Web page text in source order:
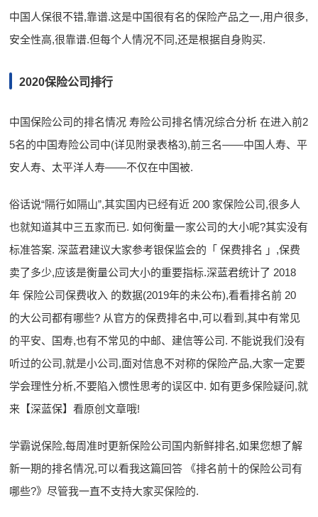
中国人保很不错,靠谱.这是中国很有名的保险产品之一,用户很多,
安全性高,很靠谱.但每个人情况不同,还是根据自身购买.
2020保险公司排行
中国保险公司的排名情况 寿险公司排名情况综合分析 在进入前2
5名的中国寿险公司中(详见附录表格3),前三名——中国人寿、平
安人寿、太平洋人寿——不仅在中国被.
俗话说“隔行如隔山”,其实国内已经有近 200 家保险公司,很多人
也就知道其中三五家而已. 如何衡量一家公司的大小呢?其实没有
标准答案. 深蓝君建议大家参考银保监会的「 保费排名 」,保费
卖了多少,应该是衡量公司大小的重要指标.深蓝君统计了 2018
年 保险公司保费收入 的数据(2019年的未公布),看看排名前 20
的大公司都有哪些? 从官方的保费排名中,可以看到,其中有常见
的平安、国寿,也有不常见的中邮、建信等公司. 不能说我们没有
听过的公司,就是小公司,面对信息不对称的保险产品,大家一定要
学会理性分析,不要陷入惯性思考的误区中. 如有更多保险疑问,就
来【深蓝保】看原创文章哦!
学霸说保险,每周准时更新保险公司国内新鲜排名,如果您想了解
新一期的排名情况,可以看我这篇回答 《排名前十的保险公司有
哪些?》尽管我一直不支持大家买保险的.